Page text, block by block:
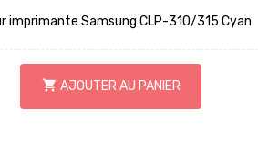
imprimante Samsung CLP-310/315 Cyan
shopping_cart AJOUTER AU PANIER